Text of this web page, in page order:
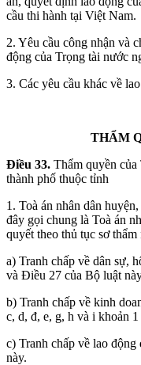
cầu thi hành tại Việt Nam.
2. Yêu cầu công nhận và
động của Trọng tài nước
3. Các yêu cầu khác về
THẨM
Điều 33. Thẩm quyền của
thành phố thuộc tỉnh
1. Toà án nhân dân
đây gọi chung là Toà án
quyết theo thủ tục sơ
a) Tranh chấp về dân sự,
và Điều 27 của Bộ luật
b) Tranh chấp về kinh
c, d, đ, e, g, h và i khoản
c) Tranh chấp về lao
này.